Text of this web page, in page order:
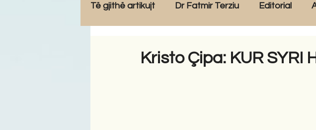
Të gjithë artikujt Dr Fatmir Terziu Editorial
Kristo Çipa: KUR SYRI